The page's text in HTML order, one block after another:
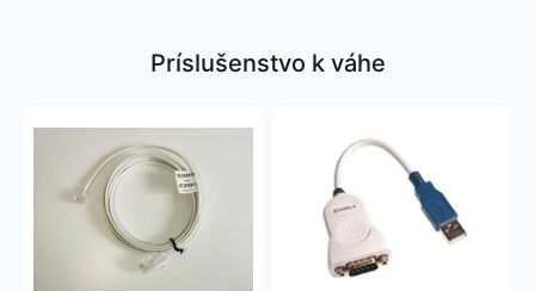
Príslušenstvo k váhe